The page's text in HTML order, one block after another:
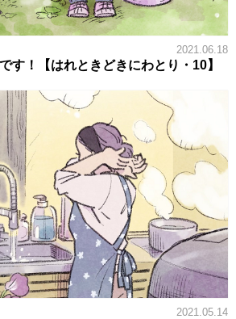
2021.06.18
す！【はれときどきにわとり・10】
2021.05.14